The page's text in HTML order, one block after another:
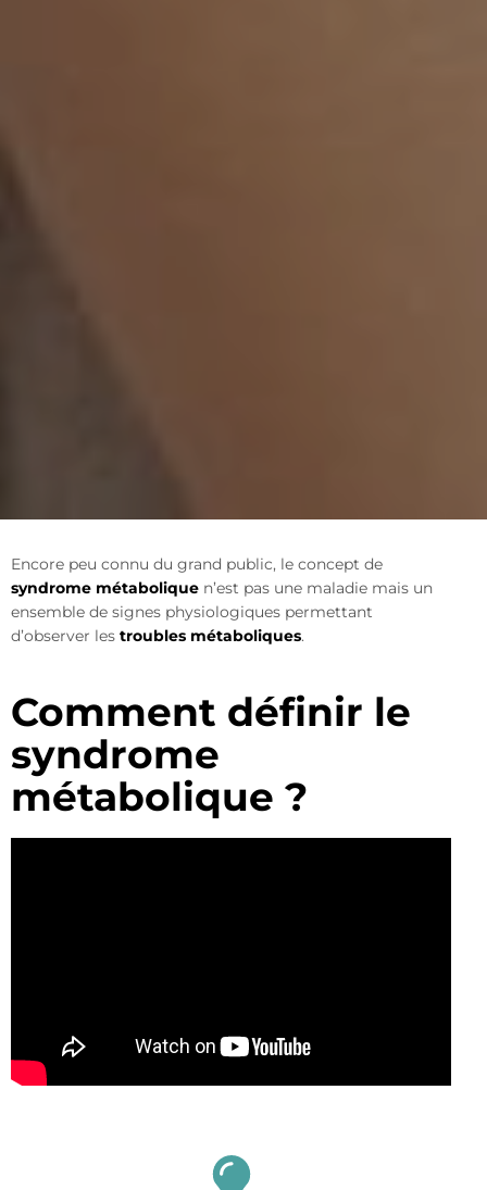
Encore peu connu du grand public, le concept de
syndrome métabolique n’est pas une maladie mais un
ensemble de signes physiologiques permettant
d’observer les troubles métaboliques.
Comment définir le
syndrome
métabolique ?